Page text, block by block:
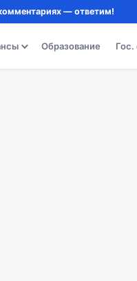
— ответим!
Образование